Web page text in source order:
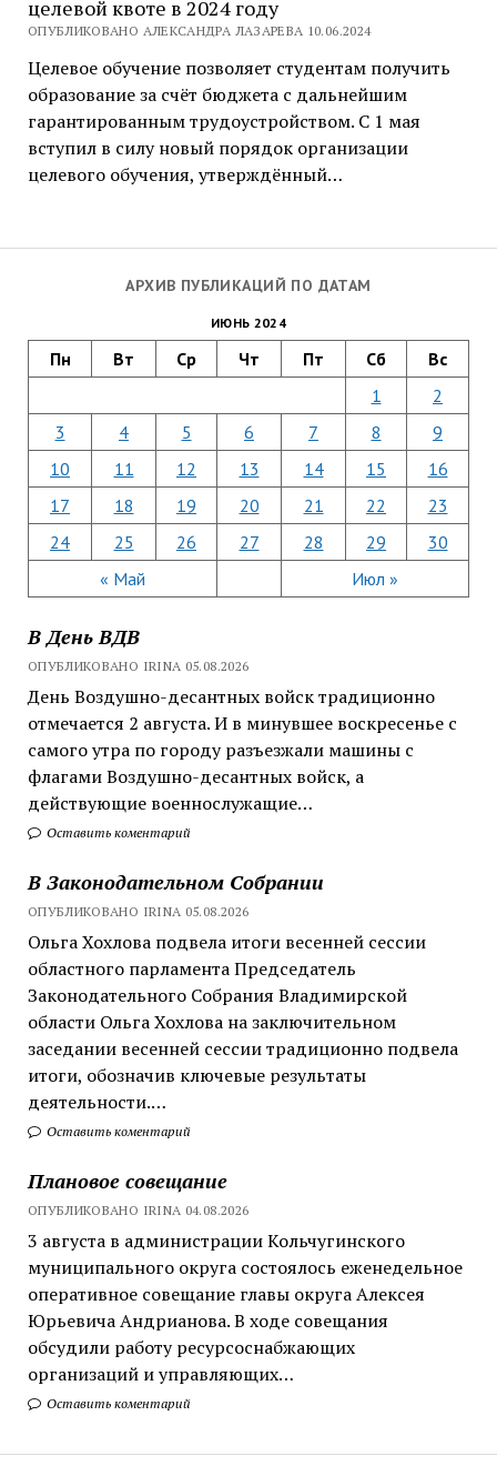
АРХИВ ПУБЛИКАЦИЙ ПО ДАТАМ
ИЮНЬ 2024
Пн Вт Ср Чт Пт Сб Вс
« Май Июл »
1
2
3
4 5 6 7 8
9
10
11 12 13 14 15
16
17
18 19 20 21 22
23
24
25 26 27 28 29 30
В День ВДВ
ОПУБЛИКОВАНО IRINA 05.08.2026
День Воздушно-десантных войск традиционно
отмечается 2 августа. И в минувшее воскресенье с
самого утра по городу разъезжали машины с
флагами Воздушно-десантных войск, а
действующие военнослужащие…
Оставить коментарий
В Законодательном Собрании
ОПУБЛИКОВАНО IRINA 05.08.2026
Ольга Хохлова подвела итоги весенней сессии
областного парламента Председатель
Законодательного Собрания Владимирской
области Ольга Хохлова на заключительном
заседании весенней сессии традиционно подвела
итоги, обозначив ключевые результаты
деятельности.…
Оставить коментарий
Плановое совещание
ОПУБЛИКОВАНО IRINA 04.08.2026
3 августа в администрации Кольчугинского
муниципального округа состоялось еженедельное
оперативное совещание главы округа Алексея
Юрьевича Андрианова. В ходе совещания
обсудили работу ресурсоснабжающих
организаций и управляющих…
Оставить коментарий
целевой квоте в 2024 году
ОПУБЛИКОВАНО АЛЕКСАНДРА ЛАЗАРЕВА 10.06.2024
Целевое обучение позволяет студентам получить
образование за счёт бюджета с дальнейшим
гарантированным трудоустройством. С 1 мая
вступил в силу новый порядок организации
целевого обучения, утверждённый…